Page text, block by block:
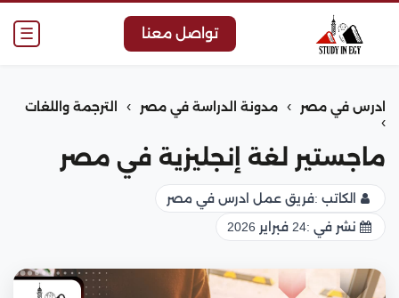
☰ تواصل معنا
ادرس في مصر › مدونة الدراسة في مصر › الترجمة واللغات
›
ماجستير لغة إنجليزية في مصر
الكاتب :فريق عمل ادرس في مصر
نشر في :24 فبراير 2026